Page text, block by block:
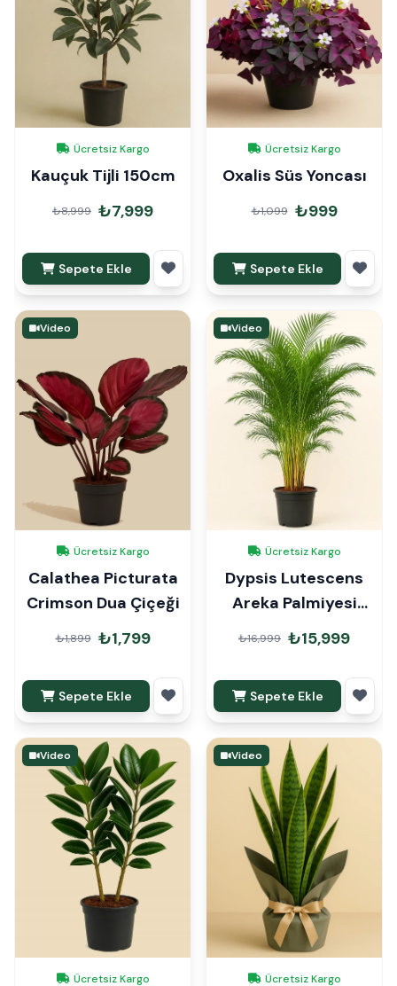
Ücretsiz Kargo
Kauçuk Tijli 150cm
₺8,999 ₺7,999
Sepete Ekle
Ücretsiz Kargo
Oxalis Süs Yoncası
₺1,099 ₺999
Sepete Ekle
Video
Ücretsiz Kargo
Calathea Picturata
Crimson Dua Çiçeği
₺1,899 ₺1,799
Sepete Ekle
Video
Ücretsiz Kargo
Dypsis Lutescens
Areka Palmiyesi
220cm
₺16,999 ₺15,999
Sepete Ekle
Video
Ücretsiz Kargo
Video
Ücretsiz Kargo